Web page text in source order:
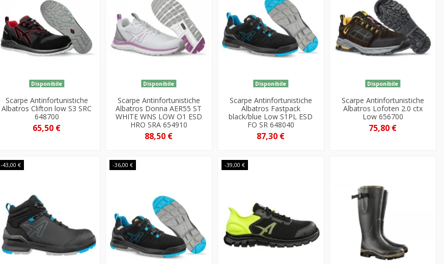
Disponibile
Scarpe Antinfortunistiche
Albatros Clifton low S3 SRC
648700
65,50 €
Disponibile
Scarpe Antinfortunistiche
Albatros Donna AER55 ST
WHITE WNS LOW O1 ESD
HRO SRA 654910
88,50 €
Disponibile
Scarpe Antinfortunistiche
Albatros Fastpack
black/blue Low S1PL ESD
FO SR 648040
87,30 €
Disponibile
Scarpe Antinfortunistiche
Albatros Lofoten 2.0 ctx
Low 656700
75,80 €
-43,00 € -36,00 € -39,00 €